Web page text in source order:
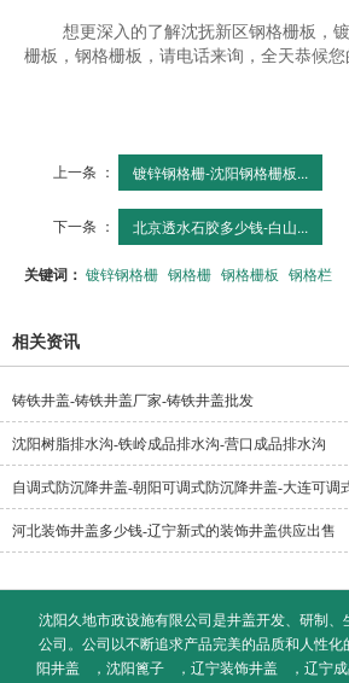
想更深入的了解沈抚新区钢格栅板，
栅板，钢格栅板，请电话来询，全天恭候您
上一条 ： 镀锌钢格栅-沈阳钢格栅板...
下一条 ： 北京透水石胶多少钱-白山...
关键词： 镀锌钢格栅 钢格栅 钢格栅板 钢格栏
相关资讯
铸铁井盖-铸铁井盖厂家-铸铁井盖批发
沈阳树脂排水沟-铁岭成品排水沟-营口成品排水沟
自调式防沉降井盖-朝阳可调式防沉降井盖-大连可调
河北装饰井盖多少钱-辽宁新式的装饰井盖供应出售
沈阳久地市政设施有限公司是井盖开发、研制、
公司。公司以不断追求产品完美的品质和人性化
阳井盖
， 沈阳篦子 ， 辽宁装饰井盖 ， 辽宁